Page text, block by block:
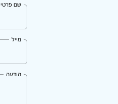
שם פרטי
מייל
הודעה